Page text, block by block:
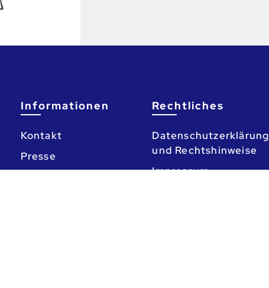
Informationen
Kontakt
Presse
Rechtliches
Datenschutzerklärung
und Rechtshinweise
Impressum